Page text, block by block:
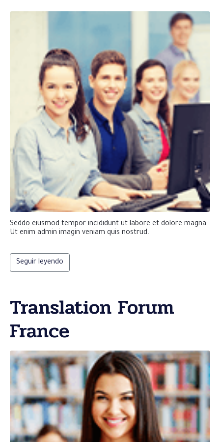
Seddo eiusmod tempor incididunt ut labore et dolore magna
Ut enim admin imagin veniam quis nostrud.
Seguir leyendo
Translation Forum
France